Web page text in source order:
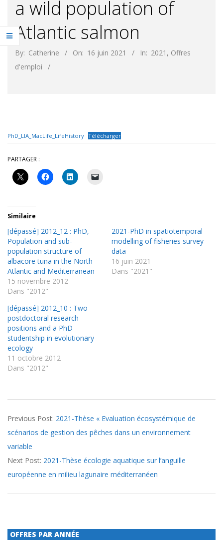
a wild population of
Atlantic salmon
By: Catherine On: 16 juin 2021 In: 2021 , Offres
d'emploi
PhD_LIA_MacLife_LifeHistory Télécharger
PARTAGER :
Similaire
[dépassé] 2012_12 : PhD,
Population and sub-
population structure of
albacore tuna in the North
Atlantic and Mediterranean
15 novembre 2012
Dans "2012"
2021-PhD in spatiotemporal
modelling of fisheries survey
data
16 juin 2021
Dans "2021"
[dépassé] 2012_10 : Two
postdoctoral research
positions and a PhD
studentship in evolutionary
ecology
11 octobre 2012
Dans "2012"
06-
16
Previous Post: 2021-Thèse « Evaluation écosystémique de
scénarios de gestion des pêches dans un environnement
variable
Next Post: 2021-Thèse écologie aquatique sur l’anguille
européenne en milieu lagunaire méditerranéen
OFFRES PAR ANNÉE